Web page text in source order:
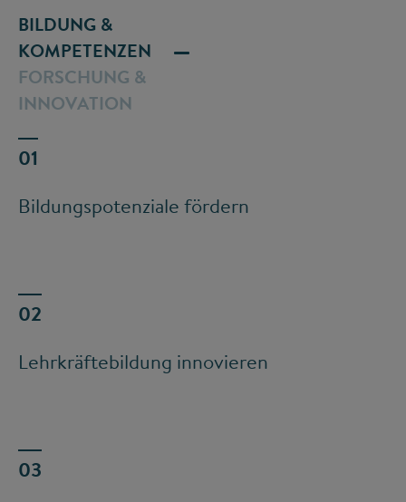
BILDUNG &
KOMPETENZEN
Bildungspotenziale fördern
Lehrkräftebildung innovieren
FORSCHUNG &
INNOVATION